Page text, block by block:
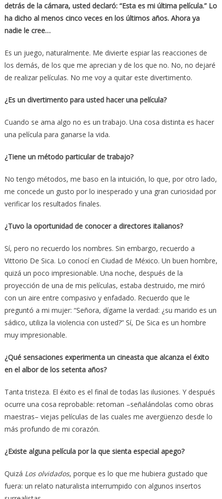
detrás de la cámara, usted declaró: “Esta es mi última película.” Lo
ha dicho al menos cinco veces en los últimos años. Ahora ya
nadie le cree…
Es un juego, naturalmente. Me divierte espiar las reacciones de
los demás, de los que me aprecian y de los que no. No, no dejaré
de realizar películas. No me voy a quitar este divertimento.
¿Es un divertimento para usted hacer una película?
Cuando se ama algo no es un trabajo. Una cosa distinta es hacer
una película para ganarse la vida.
¿Tiene un método particular de trabajo?
No tengo métodos, me baso en la intuición, lo que, por otro lado,
me concede un gusto por lo inesperado y una gran curiosidad por
verificar los resultados finales.
¿Tuvo la oportunidad de conocer a directores italianos?
Sí, pero no recuerdo los nombres. Sin embargo, recuerdo a
Vittorio De Sica. Lo conocí en Ciudad de México. Un buen hombre,
quizá un poco impresionable. Una noche, después de la
proyección de una de mis películas, estaba destruido, me miró
con un aire entre compasivo y enfadado. Recuerdo que le
preguntó a mi mujer: “Señora, dígame la verdad: ¿su marido es un
sádico, utiliza la violencia con usted?” Sí, De Sica es un hombre
muy impresionable.
¿Qué sensaciones experimenta un cineasta que alcanza el éxito
en el albor de los setenta años?
Tanta tristeza. El éxito es el final de todas las ilusiones. Y después
ocurre una cosa reprobable: retoman –señalándolas como obras
maestras– viejas películas de las cuales me avergüenzo desde lo
más profundo de mi corazón.
¿Existe alguna película por la que sienta especial apego?
Quizá Los olvidados, porque es lo que me hubiera gustado que
fuera: un relato naturalista interrumpido con algunos insertos